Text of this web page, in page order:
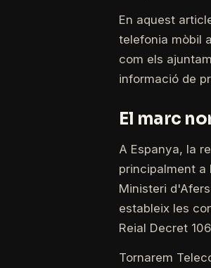
En aquest
telefonia mòbil
com els
informació de
El marc
A Espanya, la
principalment a
Ministeri
estableix les
Reial Decret
Tornarem